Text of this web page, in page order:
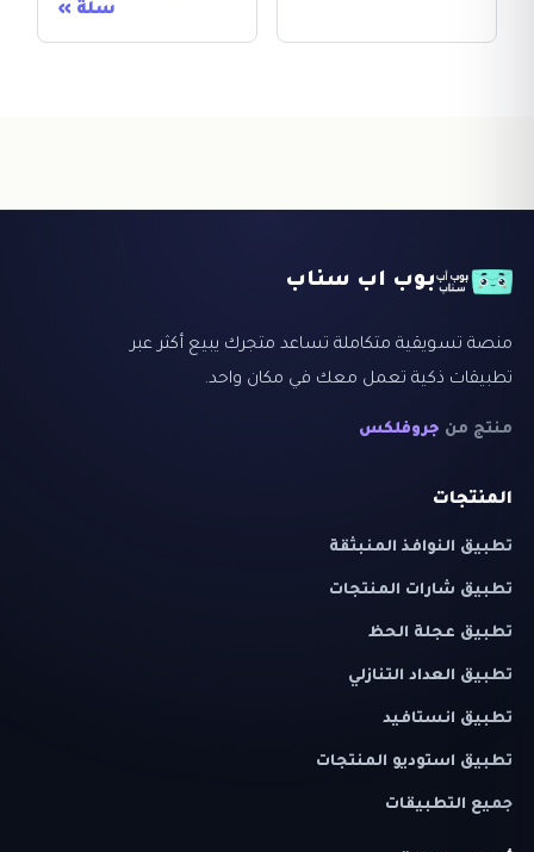
سلة
بوب اب سناب
منصة تسويقية متكاملة تساعد متجرك يبيع أكثر عبر
تطبيقات ذكية تعمل معك في مكان واحد.
منتج من جروفلكس
المنتجات
تطبيق النوافذ المنبثقة
تطبيق شارات المنتجات
تطبيق عجلة الحظ
تطبيق العداد التنازلي
تطبيق انستافيد
تطبيق استوديو المنتجات
جميع التطبيقات